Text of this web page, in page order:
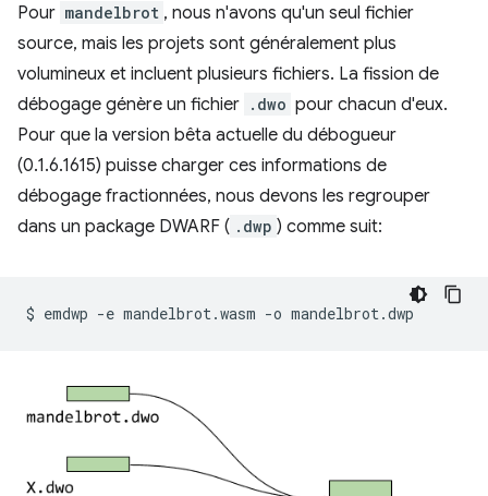
Pour mandelbrot , nous n'avons qu'un seul fichier
source, mais les projets sont généralement plus
volumineux et incluent plusieurs fichiers. La fission de
débogage génère un fichier .dwo pour chacun d'eux.
Pour que la version bêta actuelle du débogueur
(0.1.6.1615) puisse charger ces informations de
débogage fractionnées, nous devons les regrouper
dans un package DWARF ( .dwp ) comme suit:
$ emdwp -e mandelbrot.wasm -o